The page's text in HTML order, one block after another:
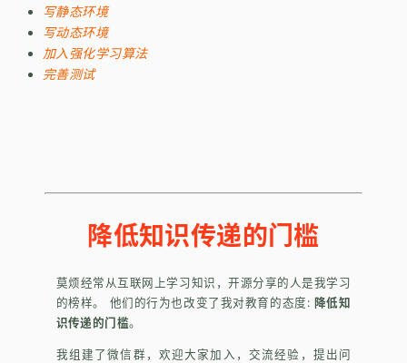
写静态环境
写动态环境
加入强化学习算法
完善测试
降低知识传递的门槛
莫烦经常从互联网上学习知识，开源分享的人是我学习
的榜样。 他们的行为也改变了我对教育的态度: 降低知
识传递的门槛。
我组建了微信群，欢迎大家加入，交流经验，提出问